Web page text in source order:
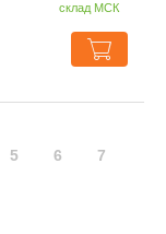
склад МСК
5 6 7